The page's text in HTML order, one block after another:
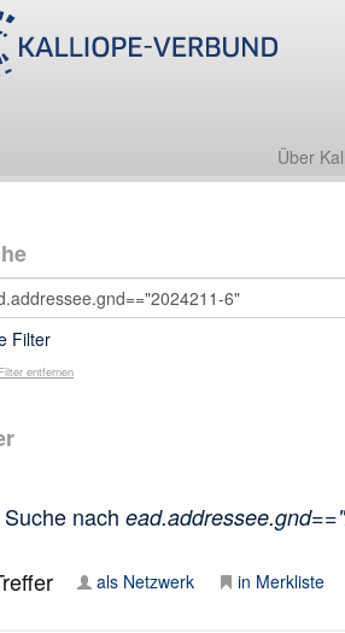
Über
Filter
entfernen
nach
als Netzwerk in Merkliste